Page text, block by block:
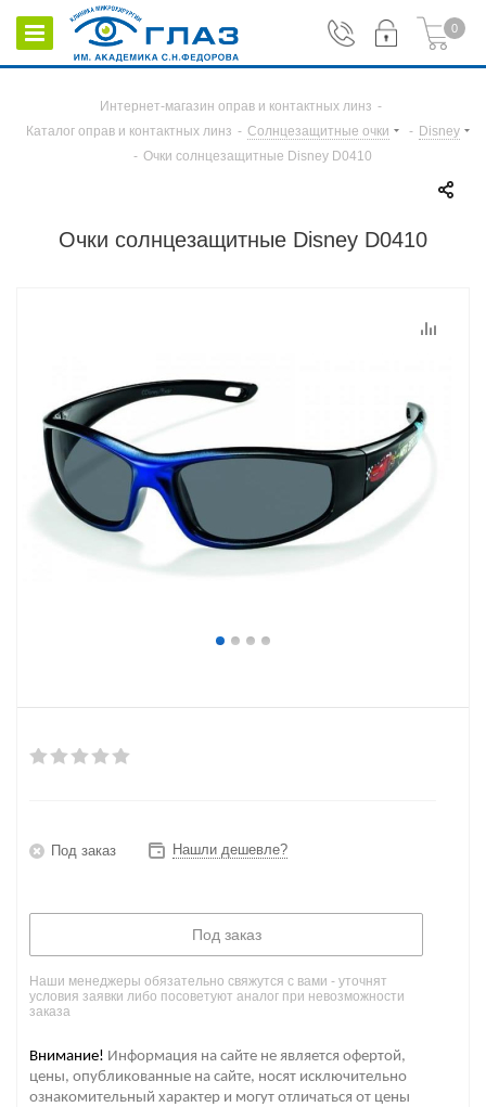
0
Интернет-магазин оправ и контактных линз -
Каталог оправ и контактных линз - Солнцезащитные очки - Disney
- Очки солнцезащитные Disney D0410
Очки солнцезащитные Disney D0410
Под заказ Нашли дешевле?
Под заказ
Наши менеджеры обязательно свяжутся с вами - уточнят
условия заявки либо посоветуют аналог при невозможности
заказа
Внимание! Информация на сайте не является офертой,
цены, опубликованные на сайте, носят исключительно
ознакомительный характер и могут отличаться от цены